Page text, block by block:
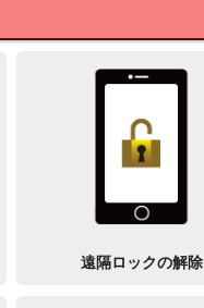
遠隔ロックの解除